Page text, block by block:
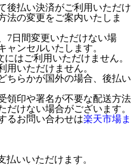
後払い決済がご利用いただけ
法の変更をご案内いたしま
7日間変更いただけない場
ャンセルいたします。
はご利用いただけません。
いただけません。
ちらかが国外の場合、後払い
領印や署名が不要な配送方法
けない場合がございます。
るお問い合わせは楽天市場ま
払いいただけます。